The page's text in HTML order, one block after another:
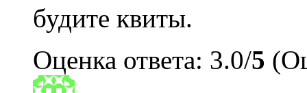
будите квиты.
Оценка ответа: 3.0/5